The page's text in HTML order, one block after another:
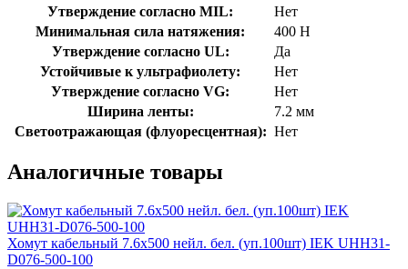
Утверждение согласно MIL:
Нет
Минимальная сила натяжения:
400 Н
Утверждение согласно UL:
Да
Устойчивые к ультрафиолету:
Нет
Утверждение согласно VG:
Нет
Ширина ленты:
7.2 мм
Светоотражающая (флуоресцентная): Нет
Аналогичные товары
Хомут кабельный 7.6х500 нейл. бел. (уп.100шт) IEK UHH31-
D076-500-100